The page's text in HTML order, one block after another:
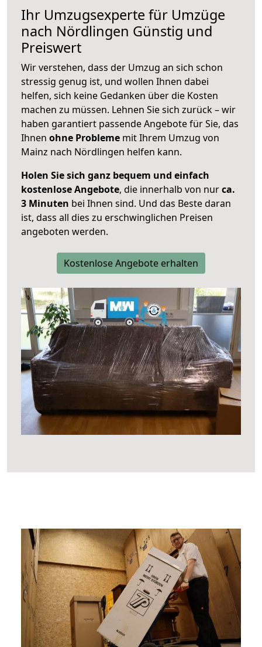
Ihr Umzugsexperte für Umzüge
nach Nördlingen Günstig und
Preiswert
Wir verstehen, dass der Umzug an sich schon
stressig genug ist, und wollen Ihnen dabei
helfen, sich keine Gedanken über die Kosten
machen zu müssen. Lehnen Sie sich zurück – wir
haben garantiert passende Angebote für Sie, das
Ihnen ohne Probleme mit Ihrem Umzug von
Mainz nach Nördlingen helfen kann.
Holen Sie sich ganz bequem und einfach
kostenlose Angebote, die innerhalb von nurca.
3 Minuten bei Ihnen sind. Und das Beste daran
ist, dass all dies zu erschwinglichen Preisen
angeboten werden.
Kostenlose Angebote erhalten